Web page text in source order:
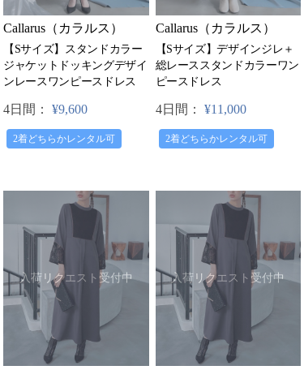
Callarus（カラルス）
【Sサイズ】スタンドカラー
ジャケットドッキングデザイ
ンレースワンピースドレス
4日間： ¥9,600
2着どちらかレンタル可
Callarus（カラルス）
【Sサイズ】デザインジレ＋
総レーススタンドカラーワン
ピースドレス
4日間： ¥11,000
2着どちらかレンタル可
入荷リクエスト受付中 入荷リクエスト受付中